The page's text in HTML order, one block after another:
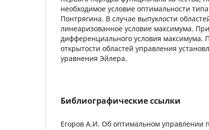
необходимое условие оптимальности
Понтрягина. В случае выпуклости
линеаризованное условие максимума.
дифференциального условия максимума.
открытости областей управления
уравнения Эйлера.
Библиографические ссылки
Егоров А.И. Об оптимальном управлении